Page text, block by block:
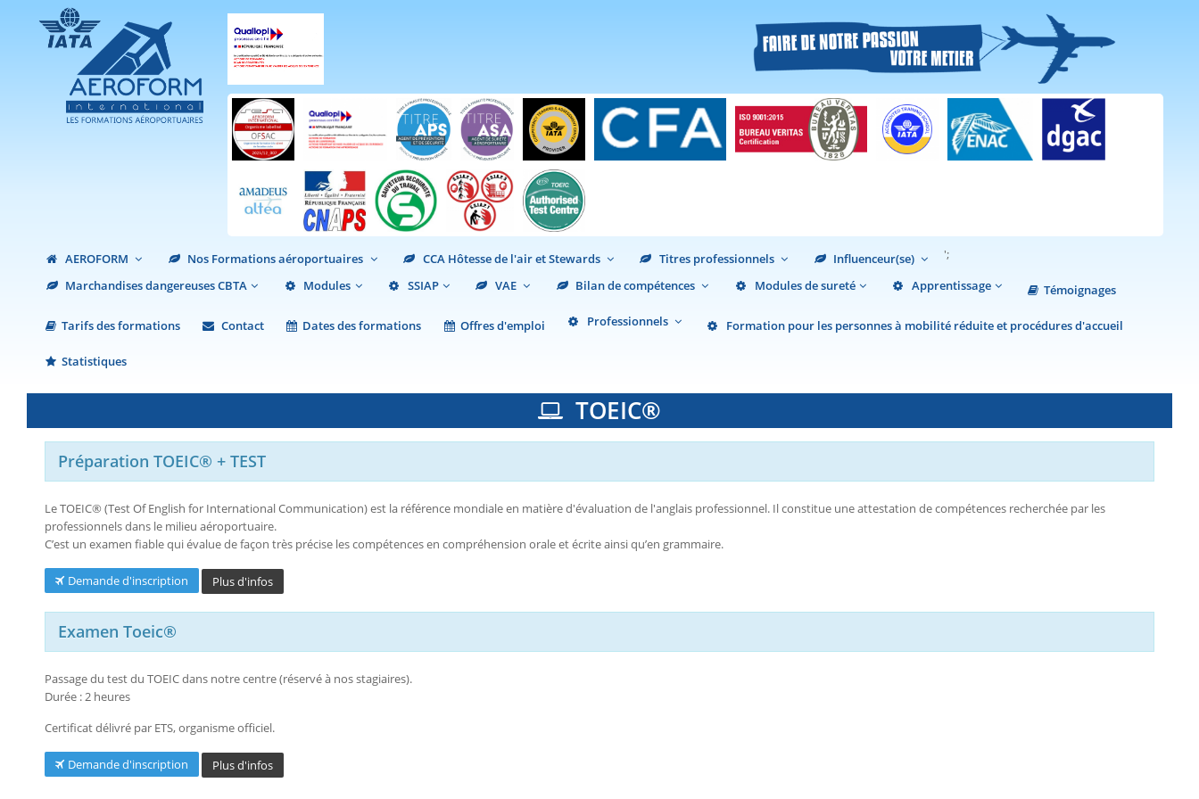
AEROFORM Nos Formations aéroportuaires CCA Hôtesse de l'air et Stewards Titres professionnels
Influenceur(se)
Marchandises dangereuses CBTA
Modules SSIAP VAE Bilan de compétences Modules de sureté Apprentissage Témoignages
Tarifs des formations Contact Dates des formations Offres d'emploi Professionnels Formation pour les personnes à mobilité réduite et procédures d'accueil
Statistiques
';
TOEIC®
Préparation TOEIC® + TEST
Le TOEIC® (Test Of English for International Communication) est la référence mondiale en matière d'évaluation de l'anglais professionnel. Il constitue une attestation de compétences recherchée par les
professionnels dans le milieu aéroportuaire.
C’est un examen fiable qui évalue de façon très précise les compétences en compréhension orale et écrite ainsi qu’en grammaire.
Demande d'inscription Plus d'infos
Examen Toeic®
Passage du test du TOEIC dans notre centre (réservé à nos stagiaires).
Durée : 2 heures
Certificat délivré par ETS, organisme officiel.
Demande d'inscription Plus d'infos